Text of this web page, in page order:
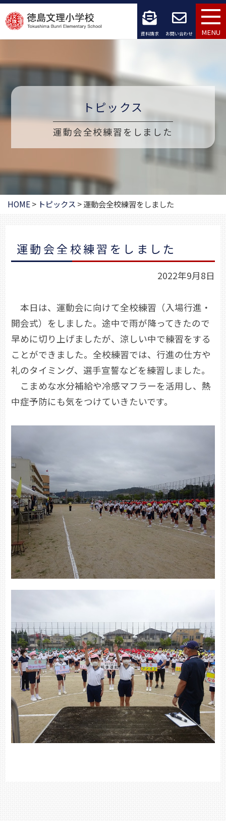
コ
ン
ン
ッ
資料請求 お問い合わせ MENU
トピックス
運動会全校練習をしました
HOME> トピックス >運動会全校練習をしました
運動会全校練習をしました
2022年9月8日
本日は、運動会に向けて全校練習（入場行進・
開会式）をしました。途中で雨が降ってきたので
早めに切り上げましたが、涼しい中で練習をする
ことができました。全校練習では、行進の仕方や
礼のタイミング、選手宣誓などを練習しました。
こまめな水分補給や冷感マフラーを活用し、熱
中症予防にも気をつけていきたいです。